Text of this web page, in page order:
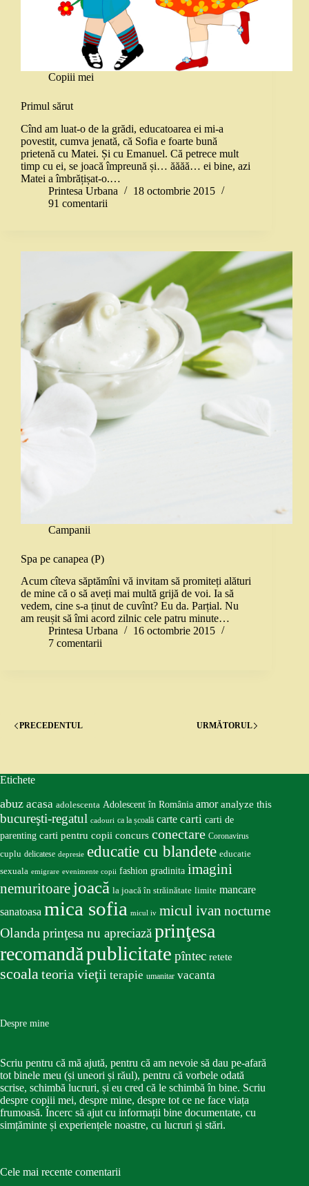
Copiii mei
Primul sărut
Cînd am luat-o de la grădi, educatoarea ei mi-a
povestit, cumva jenată, că Sofia e foarte bună
prietenă cu Matei. Și cu Emanuel. Că petrece mult
timp cu ei, se joacă împreună și… ăăăă… ei bine, azi
Matei a îmbrățișat-o.…
Printesa Urbana
18 octombrie 2015
91 comentarii
Campanii
Spa pe canapea (P)
Acum cîteva săptămîni vă invitam să promiteți alături
de mine că o să aveți mai multă grijă de voi. Ia să
vedem, cine s-a ținut de cuvînt? Eu da. Parțial. Nu
am reușit să îmi acord zilnic cele patru minute…
Printesa Urbana
16 octombrie 2015
7 comentarii
PRECEDENTUL URMĂTORUL
Etichete
abuz acasa adolescenta Adolescent în România amor analyze this
bucureşti-regatul cadouri ca la școală carte carti carti de
parenting carti pentru copii concurs conectare Coronavirus
cuplu delicatese depresie educatie cu blandete educatie
sexuala emigrare evenimente copii fashion gradinita imagini
nemuritoare joacă la joacă în străinătate limite mancare
sanatoasa mica sofia micul iv micul ivan nocturne
Olandaprinţesa nu apreciazăprinţesa
recomandăpublicitate pîntec retete
scoalateoria vieţii terapie umanitar vacanta
Despre mine
Scriu pentru că mă ajută, pentru că am nevoie să dau pe-afară
tot binele meu (și uneori și răul), pentru că vorbele odată
scrise, schimbă lucruri, și eu cred că le schimbă în bine. Scriu
despre copiii mei, despre mine, despre tot ce ne face viața
frumoasă. Încerc să ajut cu informații bine documentate, cu
simțăminte și experiențele noastre, cu lucruri și stări.
Cele mai recente comentarii